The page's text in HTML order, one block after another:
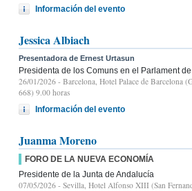
Información del evento
Jessica Albiach
Presentadora de Ernest Urtasun
Presidenta de los Comuns en el Parlament
26/01/2026 - Barcelona, Hotel Palace de Barcelona
668) 9.00 horas
Información del evento
Juanma Moreno
FORO DE LA NUEVA ECONOMÍA
Presidente de la Junta de Andalucía
07/05/2026 - Sevilla, Hotel Alfonso XIII (San